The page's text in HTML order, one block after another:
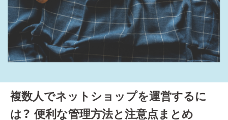
複数人でネットショップを運営するに
は？ 便利な管理方法と注意点まとめ